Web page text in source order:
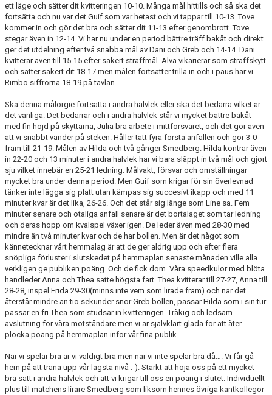
ett läge och sätter dit kvitteringen 10-10. Många mål hittills och så ska det
fortsätta och nu var det Guif som var hetast och vi tappar till 10-13. Tove
kommer in och gör det bra och sätter dit 11-13 efter genombrott. Tove
stegar även in 12-14. Vi har nu under en period bättre träff bakåt och direkt
ger det utdelning efter två snabba mål av Dani och Greb och 14-14. Dani
kvitterar även till 15-15 efter säkert straffmål. Alva vikarierar som straffskytt
och sätter säkert dit 18-17 men målen fortsätter trilla in och i paus har vi
Rimbo siffrorna 18-19 på tavlan.
Ska denna målorgie fortsätta i andra halvlek eller ska det bedarra vilket är
det vanliga. Det bedarrar och i andra halvlek står vi mycket bättre bakåt
med fin höjd på skyttarna, Julia bra arbete i mittförsvaret, och det gör även
att vi snabbt vänder på steken. Håller tätt fyra första anfallen och gör 3-0
fram till 21-19. Målen av Hilda och två gånger Smedberg. Hilda kontrar även
in 22-20 och 13 minuter i andra halvlek har vi bara släppt in två mål och gjort
sju vilket innebär en 25-21 ledning. Målvakt, försvar och omställningar
mycket bra under denna period. Men Guif som krigar för sin överlevnad
tänker inte lägga sig platt utan kämpas sig succesivt ikapp och med 11
minuter kvar är det lika, 26-26. Och det står sig länge som Line sa. Fem
minuter senare och otaliga anfall senare är det bortalaget som tar ledning
och deras hopp om kvalspel växer igen. De leder även med 28-30 med
mindre än två minuter kvar och de har bollen. Men är det något som
kännetecknar vårt hemmalag är att de ger aldrig upp och efter flera
snöpliga förluster i slutskedet på hemmaplan senaste månaden ville alla
verkligen ge publiken poäng. Och de fick dom. Våra speedkulor med blöta
handleder Anna och Thea satte högsta fart. Thea kvitterar till 27-27, Anna till
28-28, inspel Frida 29-30(minns inte vem som lirade fram) och när det
återstår mindre än tio sekunder snor Greb bollen, passar Hilda som i sin tur
passar en fri Thea som studsar in kvitteringen. Tråkig och ledsam
avslutning för våra motståndare men vi är självklart glada för att åter
plocka poäng på hemmaplan inför vår fina publik.
När vi spelar bra är vi väldigt bra men när vi inte spelar bra då…. Vi får gå
hem på att träna upp vår lägsta nivå :-). Starkt att höja oss på ett mycket
bra sätt i andra halvlek och att vi krigar till oss en poäng i slutet. Individuellt
plus till matchens lirare Smedberg som liksom hennes övriga kantkollegor